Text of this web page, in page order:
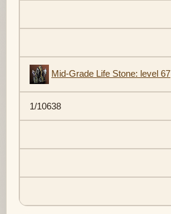
Mid-Grade Life Stone: level 67
1/10638